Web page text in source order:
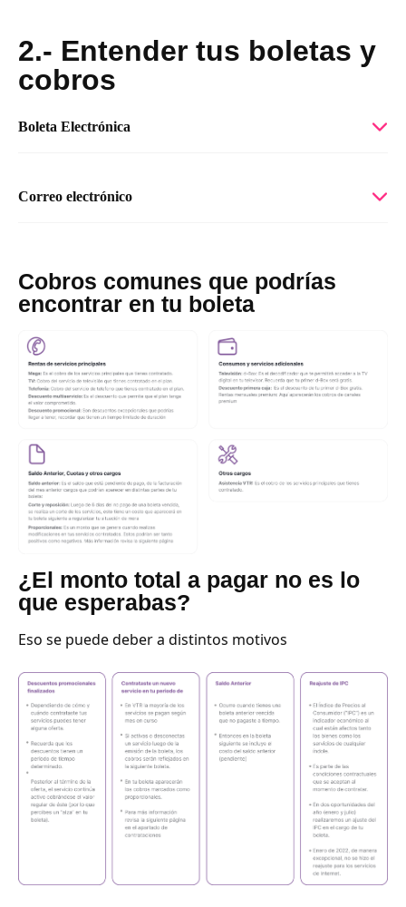
2.- Entender tus boletas y
cobros
Boleta Electrónica
Correo electrónico
Cobros comunes que podrías
encontrar en tu boleta
¿El monto total a pagar no es lo
que esperabas?
Eso se puede deber a distintos motivos